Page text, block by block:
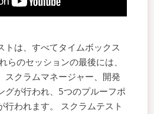
トは、すべてタイムボックス
らのセッションの最後には、
スクラムマネージャー、開発
グが行われ、5つのプルーフポ
行われます。 スクラムテスト